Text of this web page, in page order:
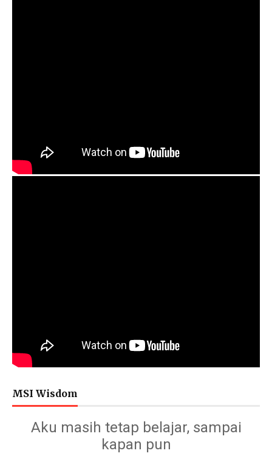
MSI Wisdom
Aku masih tetap belajar, sampai
kapan pun